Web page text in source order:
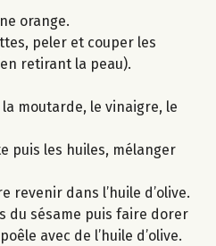
orange.
peler et couper les
retirant la peau).
moutarde, le vinaigre, le
puis les huiles, mélanger
revenir dans l’huile d’olive.
du sésame puis faire dorer
avec de l’huile d’olive.